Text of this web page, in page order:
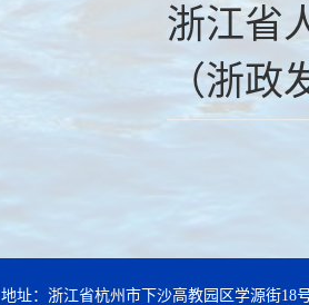
浙江省
（浙政
地址：浙江省杭州市下沙高教园区学源